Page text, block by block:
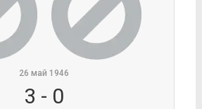
26 май 1946
3 - 0